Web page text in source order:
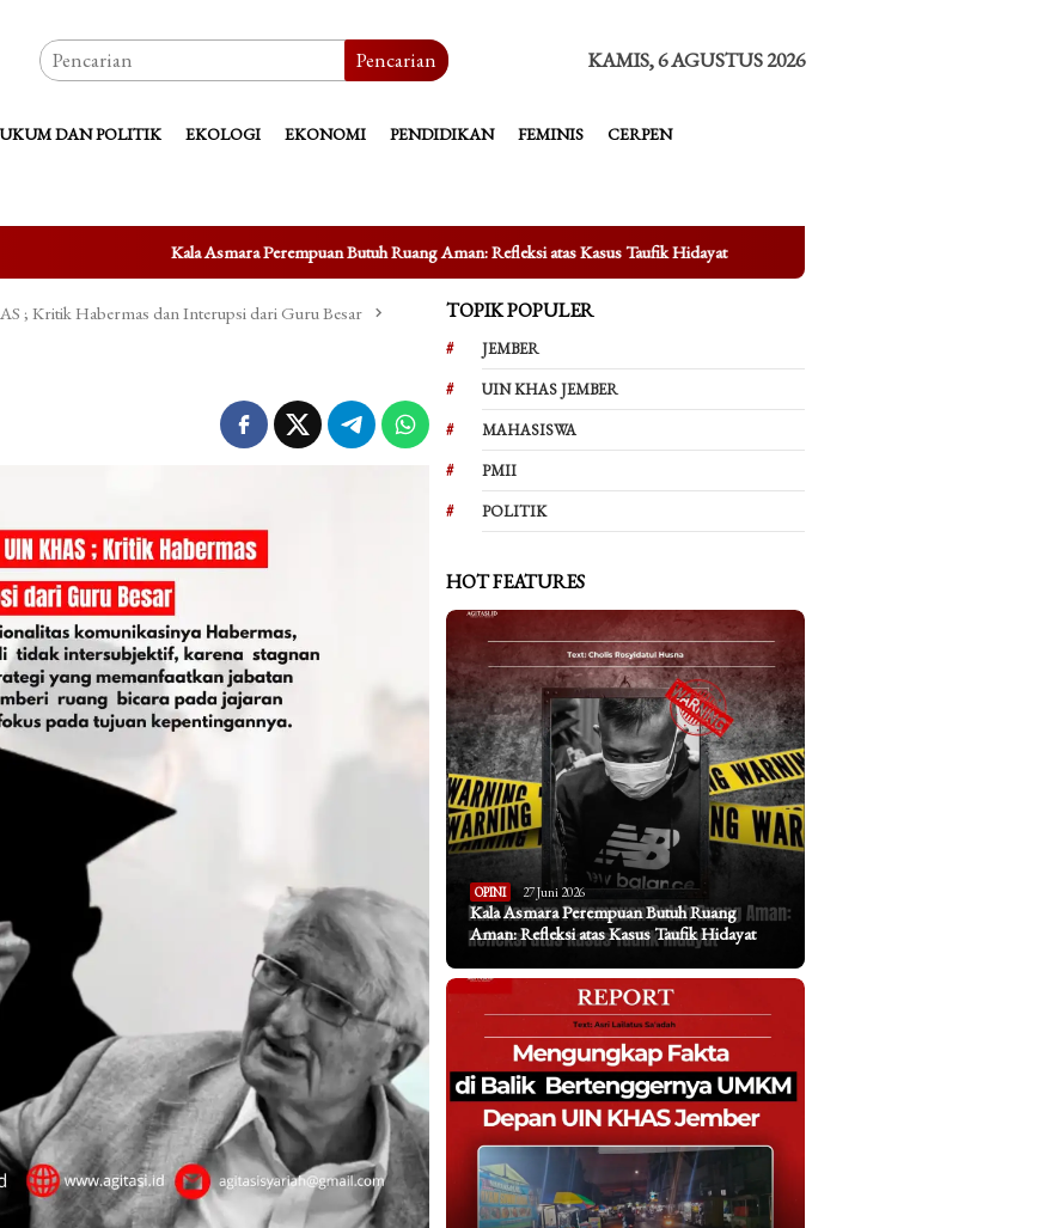
Pencarian KAMIS, 6 AGUSTUS 2026
DAN POLITIK EKOLOGI EKONOMI PENDIDIKAN FEMINIS CERPEN
Kala Asmara Perempuan Butuh Ruang Aman: Refleksi atas Kasus Taufik Hidayat Mengungkap Fakta di Balik Bertenggernya UMKM di
; Kritik Habermas dan Interupsi dari Guru Besar TOPIK POPULER
JEMBER
UIN KHAS JEMBER
MAHASISWA
PMII
POLITIK
HOT FEATURES
OPINI 27 Juni 2026
Kala Asmara Perempuan Butuh Ruang
Aman: Refleksi atas Kasus Taufik Hidayat